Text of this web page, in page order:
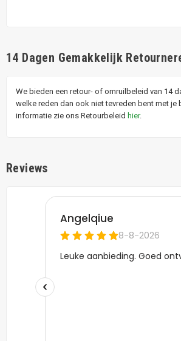
14 Dagen Gemakkelijk
We bieden een retour- of omruilbeleid van 14
welke reden dan ook niet tevreden bent met je
informatie zie ons Retourbeleid hier.
Reviews